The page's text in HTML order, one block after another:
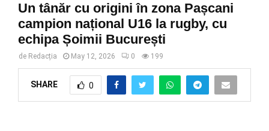
Un tânăr cu origini în zona Pașcani
campion național U16 la rugby, cu
echipa Șoimii București
de Redacția May 12, 2026 0 199
SHARE 0